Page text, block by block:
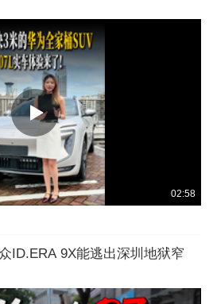
02:58
ID.ERA 9X能逃出深圳地狱窄